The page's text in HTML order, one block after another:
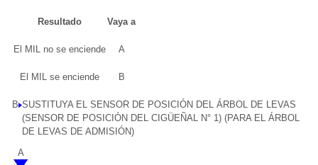
Resultado Vaya a
El MIL no se enciende A
El MIL se enciende B
B SUSTITUYA EL SENSOR DE POSICIÓN DEL ÁRBOL DE LEVAS
(SENSOR DE POSICIÓN DEL CIGÜEÑAL N° 1) (PARA EL ÁRBOL
DE LEVAS DE ADMISIÓN)
A